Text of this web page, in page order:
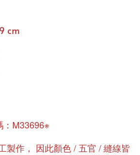
cm
：M33696※
製作 ， 因此顏色 / 五官 / 縫線皆